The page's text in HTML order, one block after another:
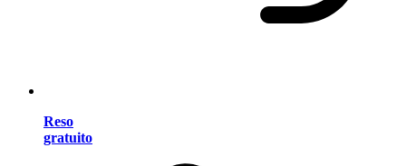
Reso
gratuito